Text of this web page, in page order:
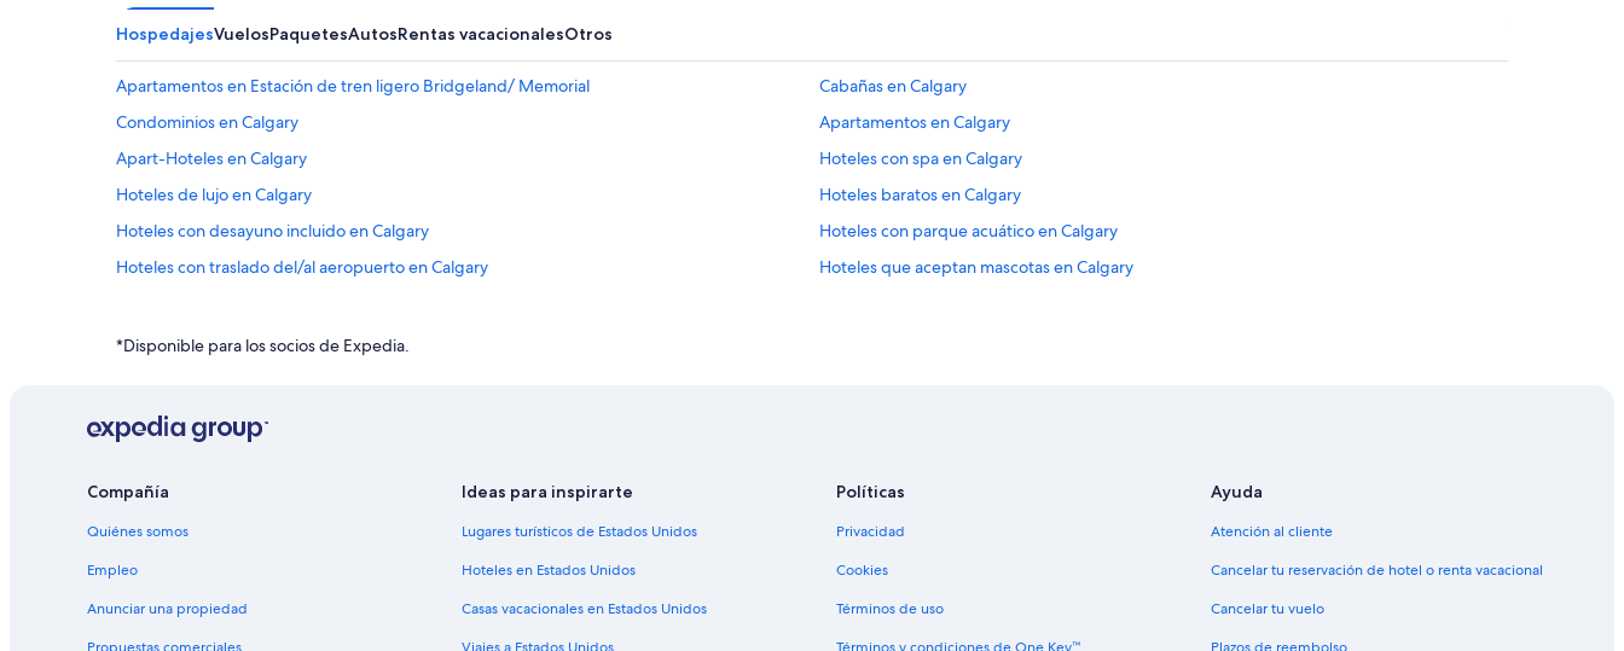
HospedajesVuelosPaquetesAutosRentas vacacionalesOtros
Apartamentos en Estación de tren ligero Bridgeland/ Memorial
Cabañas en Calgary
Condominios en Calgary
Apartamentos en Calgary
Apart-Hoteles en Calgary
Hoteles con spa en Calgary
Hoteles de lujo en Calgary
Hoteles baratos en Calgary
Hoteles con desayuno incluido en Calgary
Hoteles con parque acuático en Calgary
Hoteles con traslado del/al aeropuerto en Calgary
Hoteles que aceptan mascotas en Calgary
Residencias en Calgary
Hoteles de ski en Northeast Calgary
Hoteles en Capitol Hill
Hoteles en Centro de la ciudad de Calgary
Hoteles en Bridgeland
*Disponible para los socios de Expedia.
Compañía
Quiénes somos
Empleo
Anunciar una propiedad
Propuestas comerciales
Ideas para inspirarte
Lugares turísticos de Estados Unidos
Hoteles en Estados Unidos
Casas vacacionales en Estados Unidos
Viajes a Estados Unidos
Políticas
Privacidad
Cookies
Términos de uso
Términos y condiciones de One Key™
Ayuda
Atención al cliente
Cancelar tu reservación de hotel o renta vacacional
Cancelar tu vuelo
Plazos de reembolso